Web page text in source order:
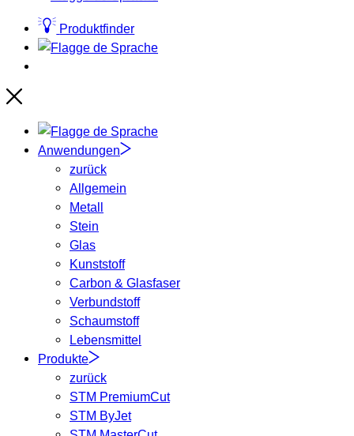
Produktfinder
Sprache
Sprache
Anwendungen
zurück
Allgemein
Metall
Stein
Glas
Kunststoff
Carbon & Glasfaser
Verbundstoff
Schaumstoff
Lebensmittel
Produkte
zurück
STM PremiumCut
STM ByJet